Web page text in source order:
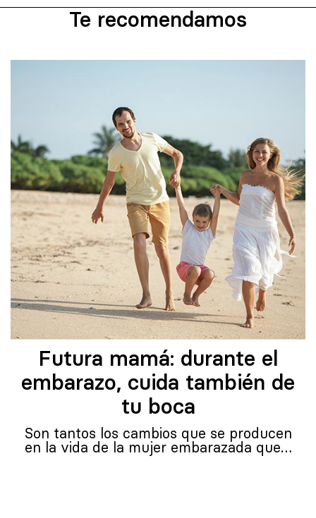
Te recomendamos
Futura mamá: durante el
embarazo, cuida también de
tu boca
Son tantos los cambios que se producen
en la vida de la mujer embarazada que…